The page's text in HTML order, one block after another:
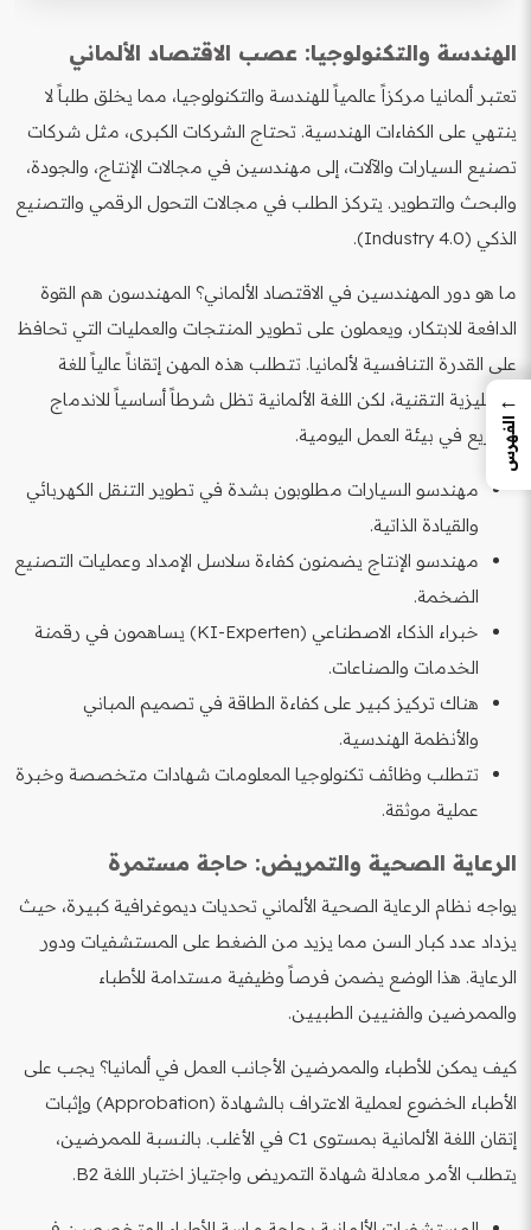
الهندسة والتكنولوجيا: عصب الاقتصاد الألماني
تعتبر ألمانيا مركزاً عالمياً للهندسة والتكنولوجيا، مما يخلق طلباً لا
ينتهي على الكفاءات الهندسية. تحتاج الشركات الكبرى، مثل شركات
تصنيع السيارات والآلات، إلى مهندسين في مجالات الإنتاج، والجودة،
والبحث والتطوير. يتركز الطلب في مجالات التحول الرقمي والتصنيع
الذكي (Industry 4.0).
ما هو دور المهندسين في الاقتصاد الألماني؟ المهندسون هم القوة
الدافعة للابتكار، ويعملون على تطوير المنتجات والعمليات التي تحافظ
على القدرة التنافسية لألمانيا. تتطلب هذه المهن إتقاناً عالياً للغة
الإنجليزية التقنية، لكن اللغة الألمانية تظل شرطاً أساسياً للاندماج
السريع في بيئة العمل اليومية.
مهندسو السيارات مطلوبون بشدة في تطوير التنقل الكهربائي
والقيادة الذاتية.
مهندسو الإنتاج يضمنون كفاءة سلاسل الإمداد وعمليات التصنيع
الضخمة.
خبراء الذكاء الاصطناعي (KI-Experten) يساهمون في رقمنة
الخدمات والصناعات.
هناك تركيز كبير على كفاءة الطاقة في تصميم المباني
والأنظمة الهندسية.
تتطلب وظائف تكنولوجيا المعلومات شهادات متخصصة وخبرة
عملية موثقة.
الرعاية الصحية والتمريض: حاجة مستمرة
يواجه نظام الرعاية الصحية الألماني تحديات ديموغرافية كبيرة، حيث
يزداد عدد كبار السن مما يزيد من الضغط على المستشفيات ودور
الرعاية. هذا الوضع يضمن فرصاً وظيفية مستدامة للأطباء
والممرضين والفنيين الطبيين.
كيف يمكن للأطباء والممرضين الأجانب العمل في ألمانيا؟ يجب على
الأطباء الخضوع لعملية الاعتراف بالشهادة (Approbation) وإثبات
إتقان اللغة الألمانية بمستوى C1 في الأغلب. بالنسبة للممرضين،
يتطلب الأمر معادلة شهادة التمريض واجتياز اختبار اللغة B2.
←
الفهرس